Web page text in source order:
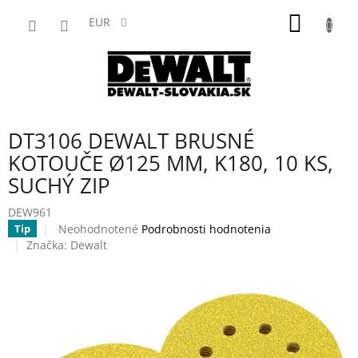
EUR
DT3106 DEWALT BRUSNÉ
KOTOUČE Ø125 MM, K180, 10 KS,
SUCHÝ ZIP
DEW961
Tip
Priemerné
hodnotenie
Neohodnotené Podrobnosti hodnotenia
Značka: Dewalt